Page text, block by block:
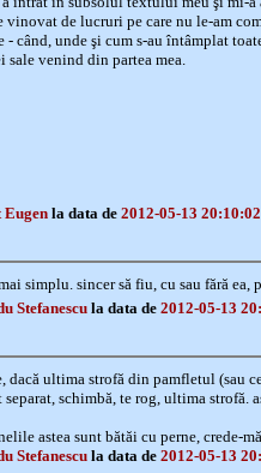
vinovat de lucruri pe care nu le-am
- când, unde şi cum s-au întâmplat
sale venind din partea mea.
Eugenla data de 2012-05-13 20:10:02
simplu. sincer să fiu, cu sau fără ea,
Stefanescula data de 2012-05-13
dacă ultima strofă din pamfletul (sau
schimbă, te rog, ultima strofă.
astea sunt bătăi cu perne, crede-
Stefanescula data de 2012-05-13